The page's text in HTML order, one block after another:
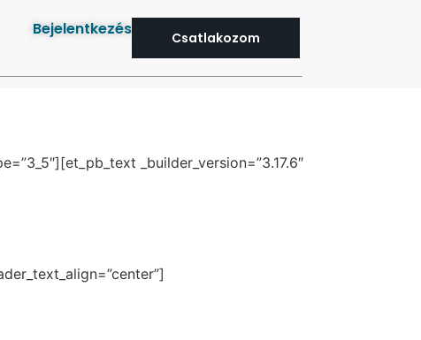
Bejelentkezés Csatlakozom
_builder_version=”3.17.6″